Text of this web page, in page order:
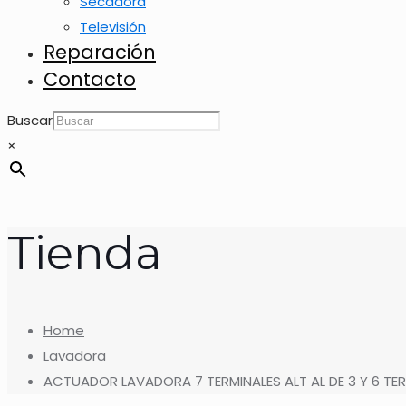
Televisión
Reparación
Contacto
Buscar
×
Tienda
Home
Lavadora
ACTUADOR LAVADORA 7 TERMINALES ALT AL DE 3 Y 6